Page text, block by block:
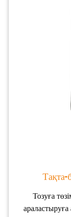
Тозуға
араластыруға